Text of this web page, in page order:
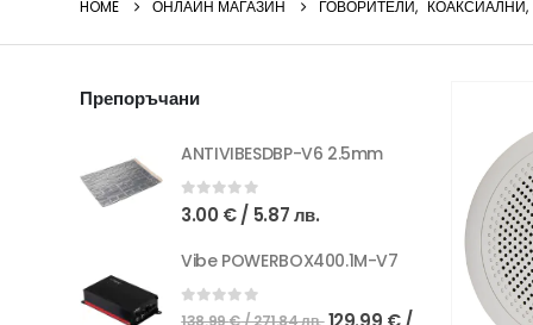
HOME ОНЛАЙН МАГАЗИН ГОВОРИТЕЛИ, КОАКСИАЛНИ,
Препоръчани
ANTIVIBESDBP-V6 2.5mm
0out of 5
3.00 €/ 5.87 лв.
Vibe POWERBOX400.1M-V7
0out of 5
138.99€/ 271.84 лв.Original